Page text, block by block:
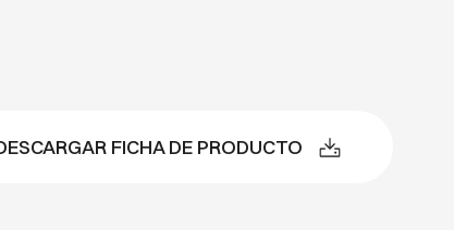
FICHA DE PRODUCTO